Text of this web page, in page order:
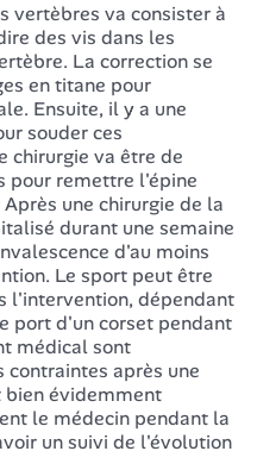
vertèbres va consister à
des vis dans les
La correction se
en titane pour
Ensuite, il y a une
souder ces
chirurgie va être de
pour remettre l'épine
une chirurgie de la
durant une semaine
d'au moins
Le sport peut être
l'intervention, dépendant
port d'un corset pendant
médical sont
après une
bien évidemment
le médecin pendant la
un suivi de l'évolution